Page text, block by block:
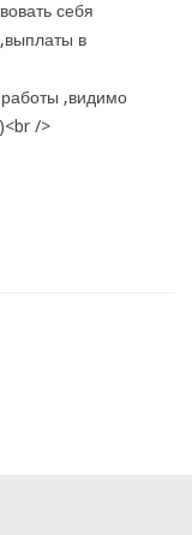
себя
в
работы ,видимо
/>